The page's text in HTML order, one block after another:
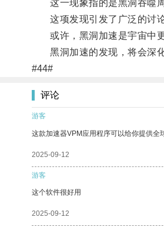
这一现象指的是黑洞吞噬周
这项发现引发了广泛的讨论
或许，黑洞加速是宇宙中更
黑洞加速的发现，将会深化
#44#
评论
游客
这款加速器VPM应用程序可以给你提供全
2025-09-12
游客
这个软件很好用
2025-09-12